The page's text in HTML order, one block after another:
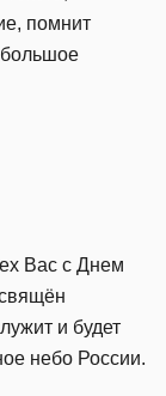
помнит
Вас с Днем
и будет
небо России.